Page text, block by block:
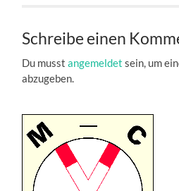
Schreibe einen
Du musstangemeldet sein, um
abzugeben.